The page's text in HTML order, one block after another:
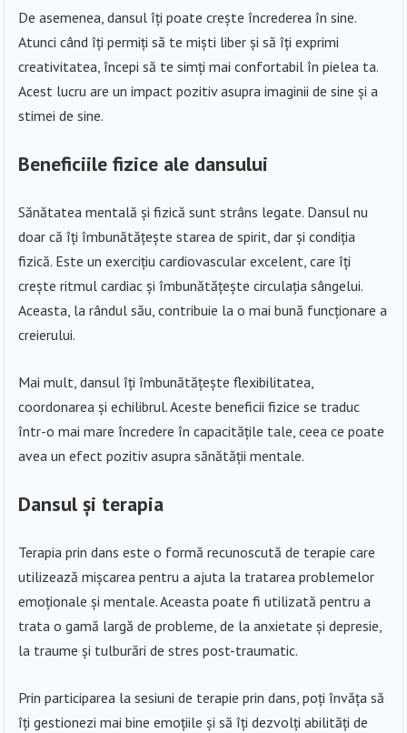
De asemenea, dansul îți poate crește încrederea în sine.
Atunci când îți permiți să te miști liber și să îți exprimi
creativitatea, începi să te simți mai confortabil în pielea ta.
Acest lucru are un impact pozitiv asupra imaginii de sine și a
stimei de sine.
Beneficiile fizice ale dansului
Sănătatea mentală și fizică sunt strâns legate. Dansul nu
doar că îți îmbunătățește starea de spirit, dar și condiția
fizică. Este un exercițiu cardiovascular excelent, care îți
crește ritmul cardiac și îmbunătățește circulația sângelui.
Aceasta, la rândul său, contribuie la o mai bună funcționare a
creierului.
Mai mult, dansul îți îmbunătățește flexibilitatea,
coordonarea și echilibrul. Aceste beneficii fizice se traduc
într-o mai mare încredere în capacitățile tale, ceea ce poate
avea un efect pozitiv asupra sănătății mentale.
Dansul și terapia
Terapia prin dans este o formă recunoscută de terapie care
utilizează mișcarea pentru a ajuta la tratarea problemelor
emoționale și mentale. Aceasta poate fi utilizată pentru a
trata o gamă largă de probleme, de la anxietate și depresie,
la traume și tulburări de stres post-traumatic.
Prin participarea la sesiuni de terapie prin dans, poți învăța să
îți gestionezi mai bine emoțiile și să îți dezvolți abilități de